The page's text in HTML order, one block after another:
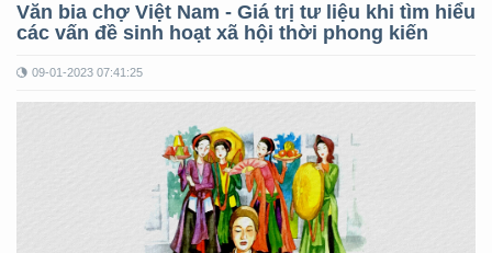
Văn bia chợ Việt Nam - Giá trị tư liệu khi tìm hiểu
các vấn đề sinh hoạt xã hội thời phong kiến
09-01-2023 07:41:25